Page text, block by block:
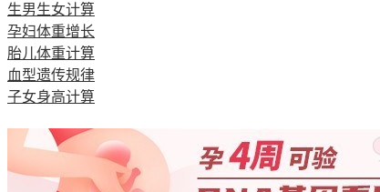
生男生女计算
孕妇体重增长
胎儿体重计算
血型遗传规律
子女身高计算